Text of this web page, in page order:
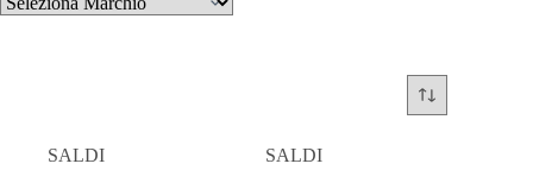
SALDI SALDI